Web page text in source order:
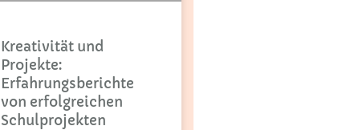
Kreativität und
Projekte:
Erfahrungsberichte
von erfolgreichen
Schulprojekten